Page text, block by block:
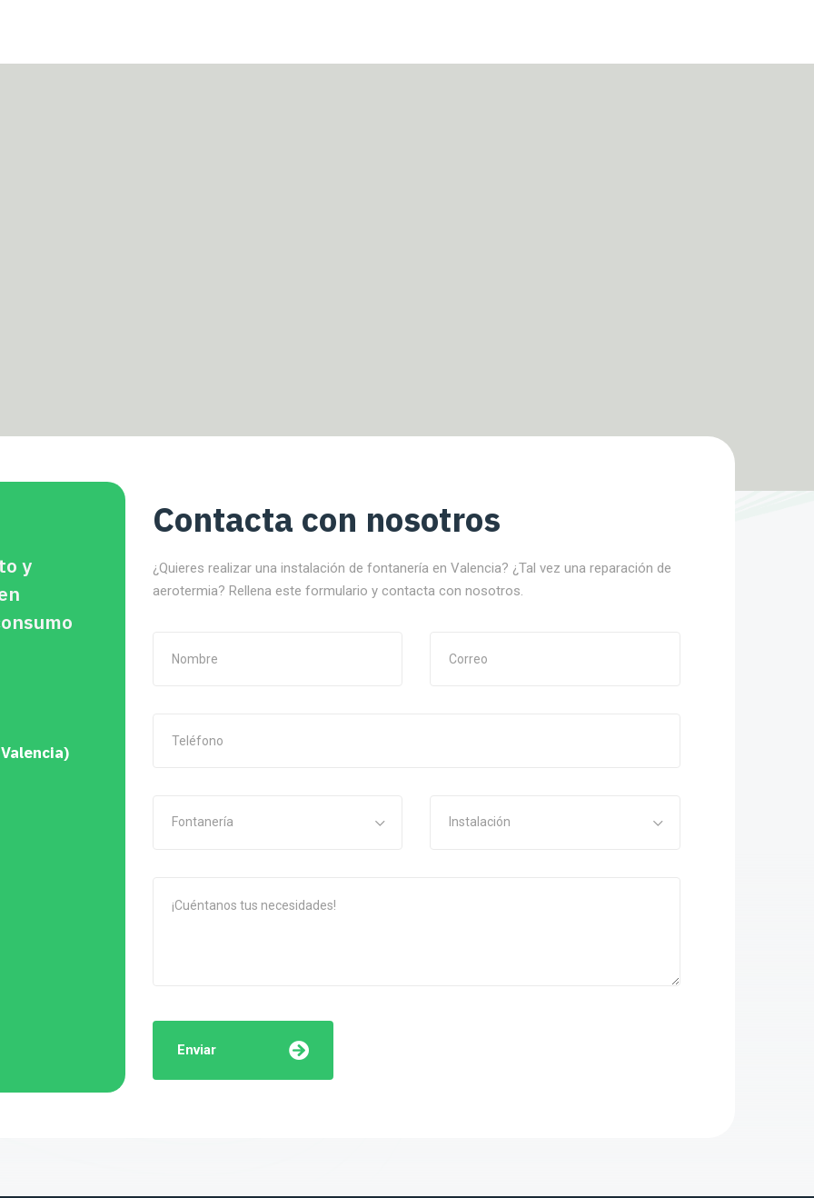
y
Contacta con nosotros
¿Quieres realizar una instalación de fontanería en Valencia? ¿Tal vez una reparación de
aerotermia? Rellena este formulario y contacta con nosotros.
Fontanería Instalación
Enviar